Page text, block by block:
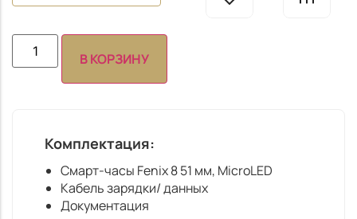
В КОРЗИНУ
Комплектация:
Смарт-часы Fenix 8 51 мм, MicroLED
Кабель зарядки/ данных
Документация